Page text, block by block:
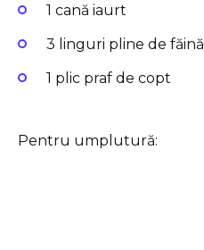
1 cană iaurt
3 linguri pline de făină
1 plic praf de copt
Pentru umplutură: